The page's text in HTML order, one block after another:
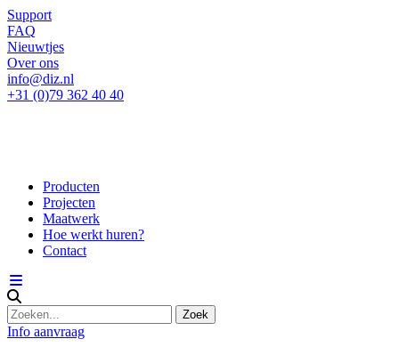
Support
FAQ
Nieuwtjes
Over ons
info@diz.nl
+31 (0)79 362 40 40
Producten
Projecten
Maatwerk
Hoe werkt huren?
Contact
Info aanvraag